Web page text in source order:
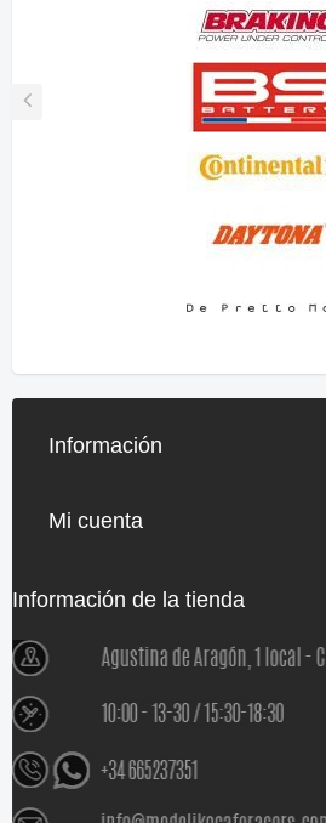
Información
Mi cuenta
Información de la tienda